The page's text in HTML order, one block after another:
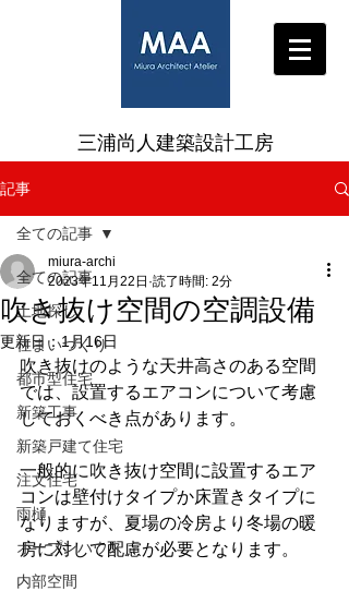
三浦尚人建築設計工房
記事
全ての記事
土地探し
住まいづくり
都市型住宅
新築工事
新築戸建て住宅
注文住宅
雨樋
オープンハウス
内部空間
全ての記事
吹き抜け空間の空調設備
miura-archi
2023年11月22日 読了時間: 2分
更新日：1月16日
吹き抜けのような天井高さのある空間
では、設置するエアコンについて考慮
しておくべき点があります。
一般的に吹き抜け空間に設置するエア
コンは壁付けタイプか床置きタイプに
なりますが、夏場の冷房より冬場の暖
房に対して配慮が必要となります。